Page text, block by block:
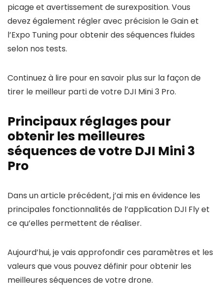
picage et avertissement de surexposition. Vous
devez également régler avec précision le Gain et
l’Expo Tuning pour obtenir des séquences fluides
selon nos tests.
Continuez à lire pour en savoir plus sur la façon de
tirer le meilleur parti de votre DJI Mini 3 Pro.
Principaux réglages pour
obtenir les meilleures
séquences de votre DJI Mini 3
Pro
Dans un article précédent, j’ai mis en évidence les
principales fonctionnalités de l’application DJI Fly et
ce qu’elles permettent de réaliser.
Aujourd’hui, je vais approfondir ces paramètres et les
valeurs que vous pouvez définir pour obtenir les
meilleures séquences de votre drone.